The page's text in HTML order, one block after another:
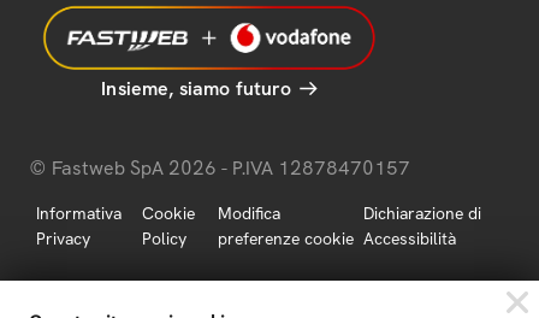
Insieme, siamo futuro
© Fastweb SpA 2026 - P.IVA 12878470157
Informativa
Privacy
Cookie
Policy
Modifica
preferenze cookie
Dichiarazione di
Accessibilità